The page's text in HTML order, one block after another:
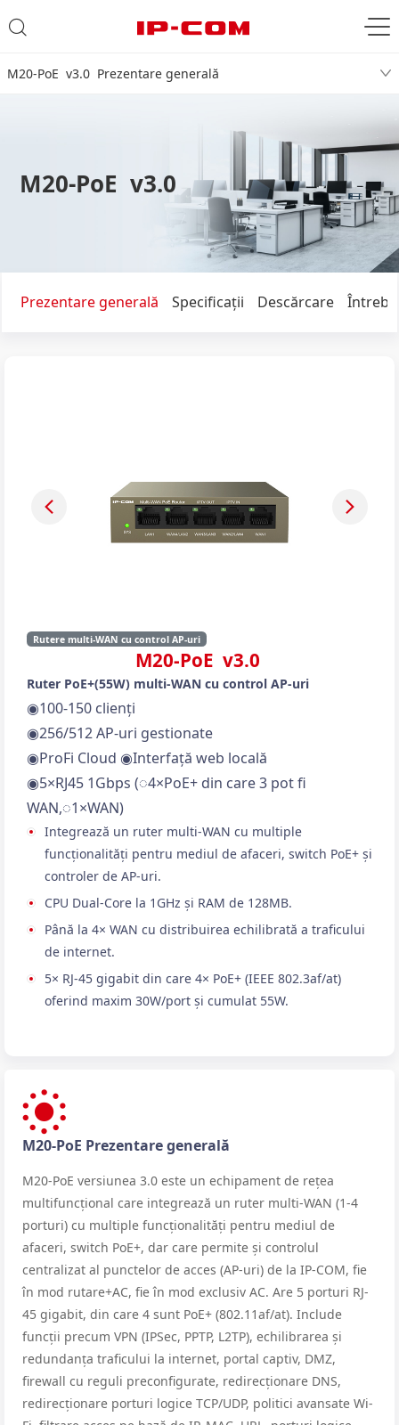
M20-PoE v3.0 Prezentare generală
M20-PoE v3.0
Prezentare generală Specificaţii Descărcare
Rutere multi-WAN cu control AP-uri
M20-PoE v3.0
Ruter PoE+(55W) multi-WAN cu control AP-uri
◉100-150 clienți
◉256/512 AP-uri gestionate
◉ProFi Cloud ◉Interfață web locală
◉5×RJ45 1Gbps (◌4×PoE+ din care 3 pot fi
WAN,◌1×WAN)
Integrează un ruter multi-WAN cu multiple
funcționalități pentru mediul de afaceri, switch PoE+ și
controler de AP-uri.
CPU Dual-Core la 1GHz și RAM de 128MB.
Până la 4× WAN cu distribuirea echilibrată a traficului
de internet.
5× RJ-45 gigabit din care 4× PoE+ (IEEE 802.3af/at)
oferind maxim 30W/port și cumulat 55W.
M20-PoE Prezentare generală
M20-PoE versiunea 3.0 este un echipament de rețea
multifuncțional care integrează un ruter multi-WAN (1-4
porturi) cu multiple funcționalități pentru mediul de
afaceri, switch PoE+, dar care permite și controlul
centralizat al punctelor de acces (AP-uri) de la IP-COM, fie
în mod rutare+AC, fie în mod exclusiv AC. Are 5 porturi RJ-
45 gigabit, din care 4 sunt PoE+ (802.11af/at). Include
funcții precum VPN (IPSec, PPTP, L2TP), echilibrarea și
redundanța traficului la internet, portal captiv, DMZ,
firewall cu reguli preconfigurate, redirecționare DNS,
redirecționare porturi logice TCP/UDP, politici avansate Wi-